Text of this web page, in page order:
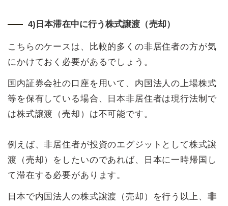
4)日本滞在中に行う株式譲渡（売却）
こちらのケースは、比較的多くの非居住者の方が気
にかけておく必要があるでしょう。
国内証券会社の口座を用いて、内国法人の上場株式
等を保有している場合、日本非居住者は現行法制で
は株式譲渡（売却）は不可能です。
例えば、非居住者が投資のエグジットとして株式譲
渡（売却）をしたいのであれば、日本に一時帰国し
て滞在する必要があります。
日本で内国法人の株式譲渡（売却）を行う以上、 非